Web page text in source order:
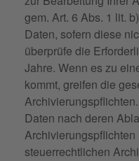
gem. Art. 6 Abs. 1 lit.
Daten, sofern diese
überprüfe die
Jahre. Wenn es zu
kommt, greifen die
Daten nach deren
Archivierungspflichten
steuerrechtlichen